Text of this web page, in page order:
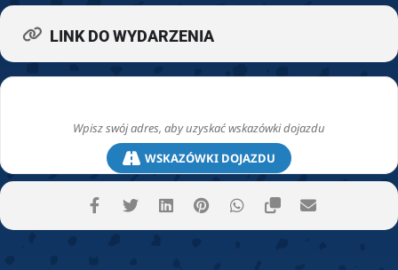
LINK DO WYDARZENIA
WSKAZÓWKI DOJAZDU